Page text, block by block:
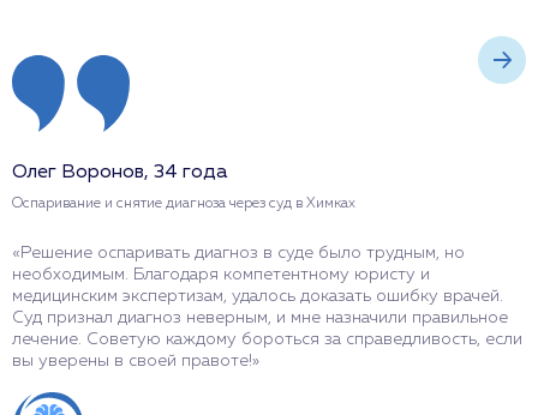
Олег Воронов, 34 года
Оспаривание и снятие диагноза через суд в Химках
«Решение оспаривать диагноз в суде было трудным, но
необходимым. Благодаря компетентному юристу и
медицинским экспертизам, удалось доказать ошибку врачей.
Суд признал диагноз неверным, и мне назначили правильное
лечение. Советую каждому бороться за справедливость, если
вы уверены в своей правоте!»